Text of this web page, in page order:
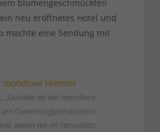
blumengeschmückten
neu eröffnetes Hotel und
machte eine Sendung mit
„Dunkler als der mondlose
am Comeniusgymnasium in
waren wir im Fernsehen.